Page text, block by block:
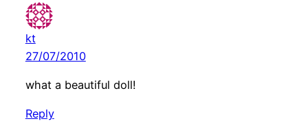
kt
27/07/2010
what a beautiful doll!
Reply